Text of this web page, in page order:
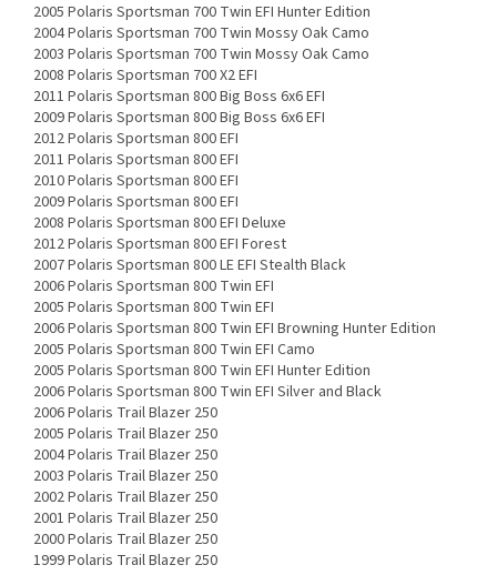
2005 Polaris Sportsman 700 Twin EFI Hunter Edition
2004 Polaris Sportsman 700 Twin Mossy Oak Camo
2003 Polaris Sportsman 700 Twin Mossy Oak Camo
2008 Polaris Sportsman 700 X2 EFI
2011 Polaris Sportsman 800 Big Boss 6x6 EFI
2009 Polaris Sportsman 800 Big Boss 6x6 EFI
2012 Polaris Sportsman 800 EFI
2011 Polaris Sportsman 800 EFI
2010 Polaris Sportsman 800 EFI
2009 Polaris Sportsman 800 EFI
2008 Polaris Sportsman 800 EFI Deluxe
2012 Polaris Sportsman 800 EFI Forest
2007 Polaris Sportsman 800 LE EFI Stealth Black
2006 Polaris Sportsman 800 Twin EFI
2005 Polaris Sportsman 800 Twin EFI
2006 Polaris Sportsman 800 Twin EFI Browning Hunter Edition
2005 Polaris Sportsman 800 Twin EFI Camo
2005 Polaris Sportsman 800 Twin EFI Hunter Edition
2006 Polaris Sportsman 800 Twin EFI Silver and Black
2006 Polaris Trail Blazer 250
2005 Polaris Trail Blazer 250
2004 Polaris Trail Blazer 250
2003 Polaris Trail Blazer 250
2002 Polaris Trail Blazer 250
2001 Polaris Trail Blazer 250
2000 Polaris Trail Blazer 250
1999 Polaris Trail Blazer 250